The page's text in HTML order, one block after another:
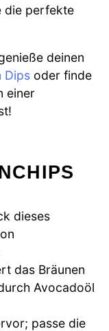
die perfekte
deinen
Dips oder finde
einer
dieses
das Bräunen
Avocadoöl
passe die